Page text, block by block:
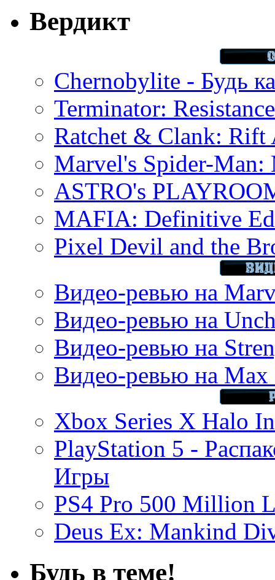
Вердикт
Chernobylite - Будь
Terminator:
Ratchet & Clank: Rift
Marvel's Spider-Man:
ASTRO's
MAFIA: Definitive
Pixel Devil and the
Видео-ревью на
Видео-ревью на
Видео-ревью на
Видео-ревью на Max
Xbox Series X Halo
PlayStation 5 -
Игры
PS4 Pro 500 Million
Deus Ex: Mankind
Будь в теме!